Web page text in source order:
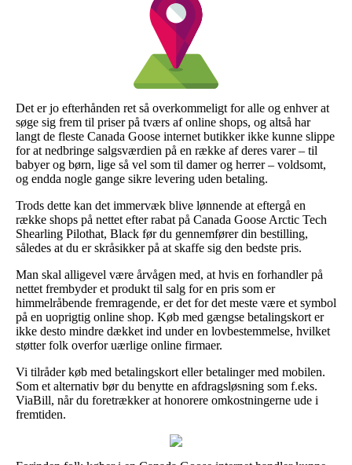
Det er jo efterhånden ret så overkommeligt for alle og enhver at
søge sig frem til priser på tværs af online shops, og altså har
langt de fleste Canada Goose internet butikker ikke kunne slippe
for at nedbringe salgsværdien på en række af deres varer – til
babyer og børn, lige så vel som til damer og herrer – voldsomt,
og endda nogle gange sikre levering uden betaling.
Trods dette kan det immervæk blive lønnende at eftergå en
række shops på nettet efter rabat på Canada Goose Arctic Tech
Shearling Pilothat, Black før du gennemfører din bestilling,
således at du er skråsikker på at skaffe sig den bedste pris.
Man skal alligevel være årvågen med, at hvis en forhandler på
nettet frembyder et produkt til salg for en pris som er
himmelråbende fremragende, er det for det meste være et symbol
på en uoprigtig online shop. Køb med gængse betalingskort er
ikke desto mindre dækket ind under en lovbestemmelse, hvilket
støtter folk overfor uærlige online firmaer.
Vi tilråder køb med betalingskort eller betalinger med mobilen.
Som et alternativ bør du benytte en afdragsløsning som f.eks.
ViaBill, når du foretrækker at honorere omkostningerne ude i
fremtiden.